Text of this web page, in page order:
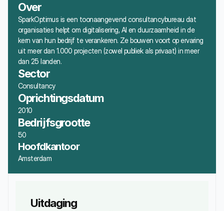
Over
SparkOptimus is een toonaangevend consultancybureau dat
organisaties helpt om digitalisering, AI en duurzaamheid in de
kern van hun bedrijf te verankeren. Ze bouwen voort op ervaring
uit meer dan 1.000 projecten (zowel publiek als privaat) in meer
dan 25 landen.
Sector
Consultancy
Oprichtingsdatum
2010
Bedrijfsgrootte
50
Hoofdkantoor
Amsterdam
Uitdaging